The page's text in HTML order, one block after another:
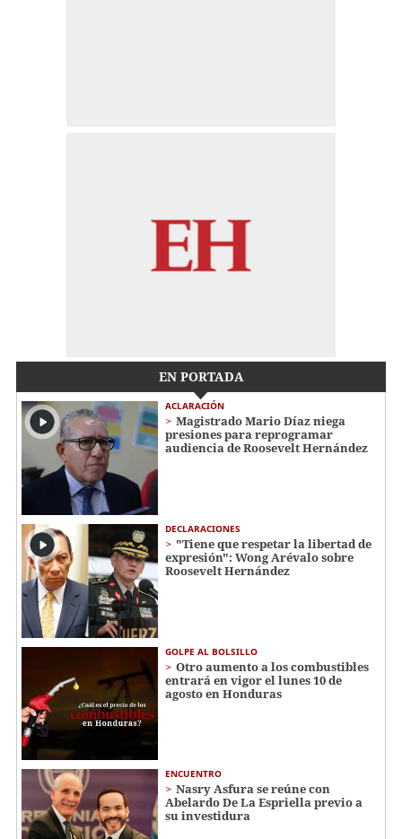
EN PORTADA
ACLARACIÓN
Magistrado Mario Díaz niega
presiones para reprogramar
audiencia de Roosevelt Hernández
DECLARACIONES
"Tiene que respetar la libertad de
expresión": Wong Arévalo sobre
Roosevelt Hernández
GOLPE AL BOLSILLO
Otro aumento a los combustibles
entrará en vigor el lunes 10 de
agosto en Honduras
ENCUENTRO
Nasry Asfura se reúne con
Abelardo De La Espriella previo a
su investidura